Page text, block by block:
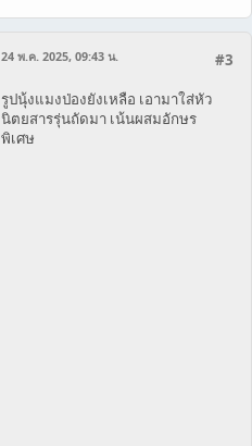
#3
24 พ.ค. 2025, 09:43 น.
รูปนุ้งแมงป่องยังเหลือ เอามาใส่หัว
นิตยสารรุ่นถัดมา เน้นผสมอักษร
พิเศษ